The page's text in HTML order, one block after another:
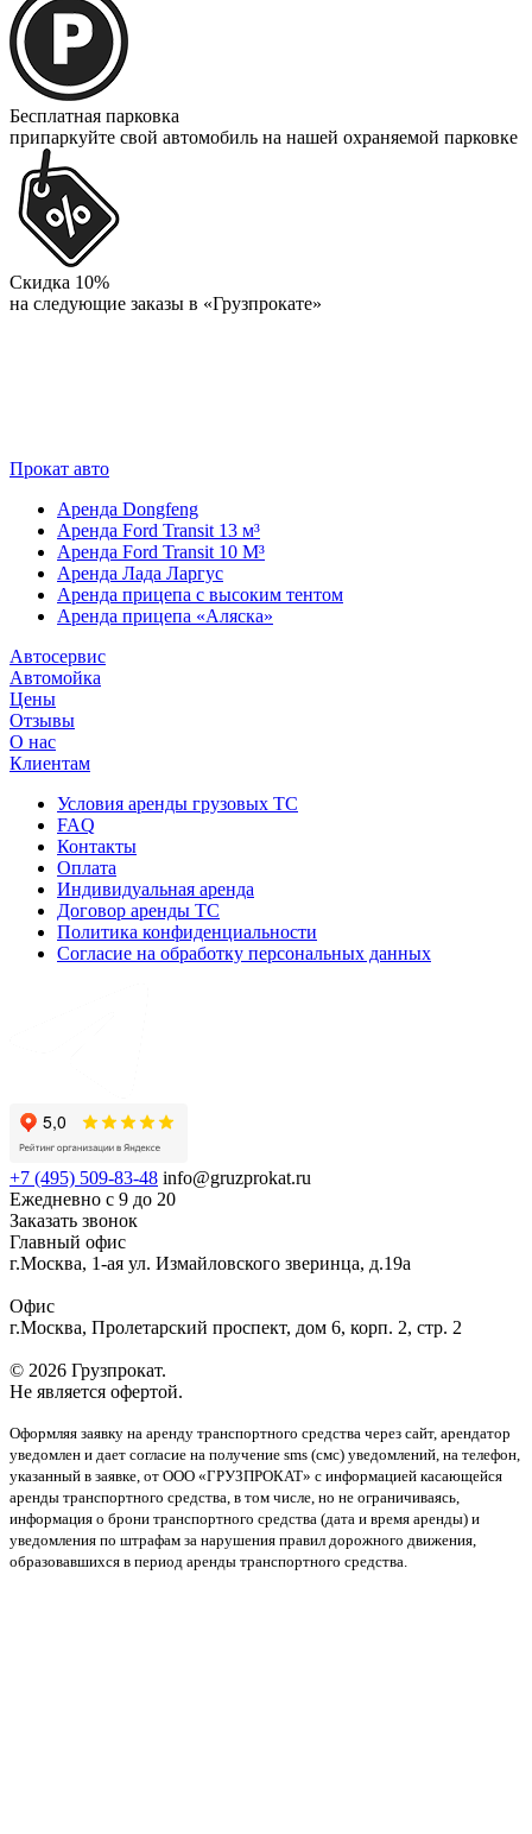
Бесплатная парковка
припаркуйте свой автомобиль на нашей охраняемой парковке
Скидка 10%
на следующие заказы в «Грузпрокате»
Прокат авто
Аренда Dongfeng
Аренда Ford Transit 13 м³
Аренда Ford Transit 10 М³
Аренда Лада Ларгус
Аренда прицепа с высоким тентом
Аренда прицепа «Аляска»
Автосервис
Автомойка
Цены
Отзывы
О нас
Клиентам
Условия аренды грузовых ТС
FAQ
Контакты
Оплата
Индивидуальная аренда
Договор аренды ТС
Политика конфиденциальности
Согласие на обработку персональных данных
+7 (495) 509-83-48 info@gruzprokat.ru
Ежедневно с 9 до 20
Заказать звонок
Главный офис
г.Москва, 1-ая ул. Измайловского зверинца, д.19а
Офис
г.Москва, Пролетарский проспект, дом 6, корп. 2, стр. 2
© 2026 Грузпрокат.
Не является офертой.
Оформляя заявку на аренду транспортного средства через сайт, арендатор
уведомлен и дает согласие на получение sms (смс) уведомлений, на телефон,
указанный в заявке, от ООО «ГРУЗПРОКАТ» с информацией касающейся
аренды транспортного средства, в том числе, но не ограничиваясь,
информация о брони транспортного средства (дата и время аренды) и
уведомления по штрафам за нарушения правил дорожного движения,
образовавшихся в период аренды транспортного средства.